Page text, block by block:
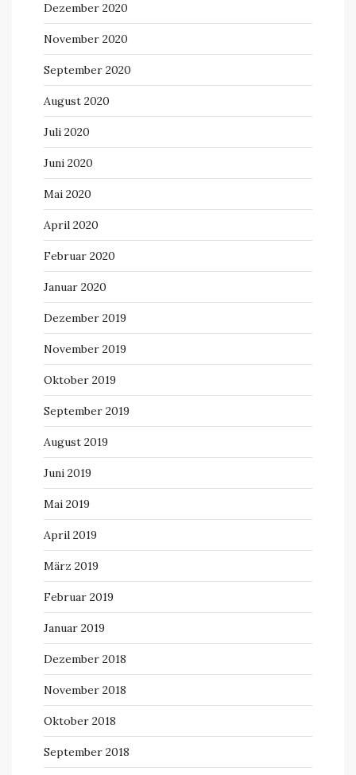
Dezember 2020
November 2020
September 2020
August 2020
Juli 2020
Juni 2020
Mai 2020
April 2020
Februar 2020
Januar 2020
Dezember 2019
November 2019
Oktober 2019
September 2019
August 2019
Juni 2019
Mai 2019
April 2019
März 2019
Februar 2019
Januar 2019
Dezember 2018
November 2018
Oktober 2018
September 2018